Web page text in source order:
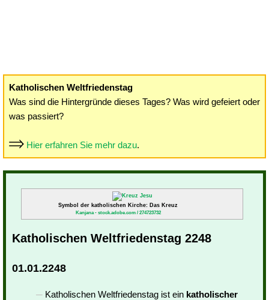
Katholischen Weltfriedenstag
Was sind die Hintergründe dieses Tages? Was wird gefeiert oder
was passiert?
Hier erfahren Sie mehr dazu.
Symbol der katholischen Kirche: Das Kreuz
Kanjana - stock.adobe.com / 274723732
Katholischen Weltfriedenstag 2248
01.01.2248
Katholischen Weltfriedenstag ist ein katholischer